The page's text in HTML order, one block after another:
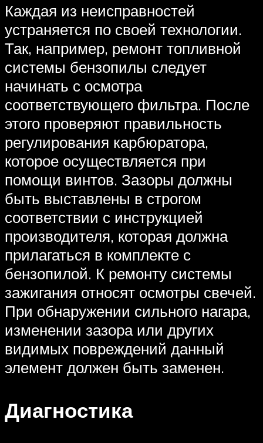
Каждая из неисправностей
устраняется по своей технологии.
Так, например, ремонт топливной
системы бензопилы следует
начинать с осмотра
соответствующего фильтра. После
этого проверяют правильность
регулирования карбюратора,
которое осуществляется при
помощи винтов. Зазоры должны
быть выставлены в строгом
соответствии с инструкцией
производителя, которая должна
прилагаться в комплекте с
бензопилой. К ремонту системы
зажигания относят осмотры свечей.
При обнаружении сильного нагара,
изменении зазора или других
видимых повреждений данный
элемент должен быть заменен.
Диагностика